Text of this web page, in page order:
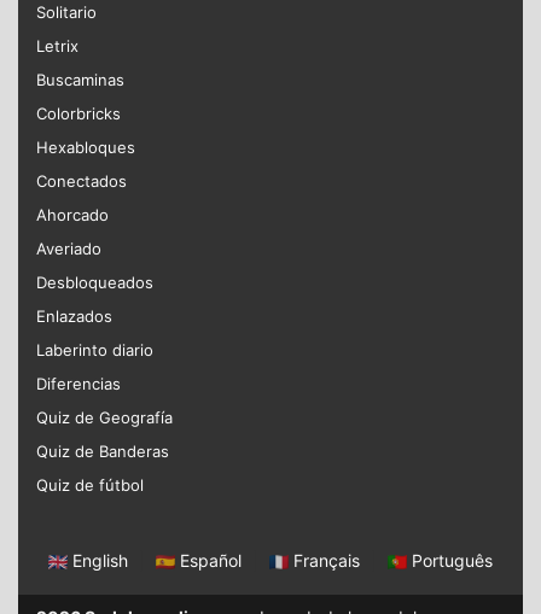
Solitario
Letrix
Buscaminas
Colorbricks
Hexabloques
Conectados
Ahorcado
Averiado
Desbloqueados
Enlazados
Laberinto diario
Diferencias
Quiz de Geografía
Quiz de Banderas
Quiz de fútbol
English Español Français Português